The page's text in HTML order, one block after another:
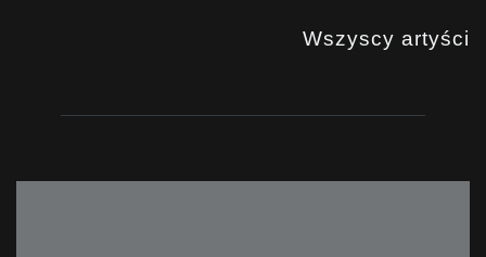
Wszyscy artyści